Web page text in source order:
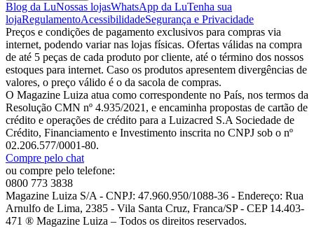
Blog da LuNossas lojasWhatsApp da LuTenha sua
lojaRegulamentoAcessibilidadeSegurança e Privacidade
Preços e condições de pagamento exclusivos para compras via
internet, podendo variar nas lojas físicas. Ofertas válidas na compra
de até 5 peças de cada produto por cliente, até o término dos nossos
estoques para internet. Caso os produtos apresentem divergências de
valores, o preço válido é o da sacola de compras.
O Magazine Luiza atua como correspondente no País, nos termos da
Resolução CMN nº 4.935/2021, e encaminha propostas de cartão de
crédito e operações de crédito para a Luizacred S.A Sociedade de
Crédito, Financiamento e Investimento inscrita no CNPJ sob o nº
02.206.577/0001-80.
Compre pelo chat
ou compre pelo telefone:
0800 773 3838
Magazine Luiza S/A - CNPJ: 47.960.950/1088-36 - Endereço: Rua
Arnulfo de Lima, 2385 - Vila Santa Cruz, Franca/SP - CEP 14.403-
471 ® Magazine Luiza – Todos os direitos reservados.